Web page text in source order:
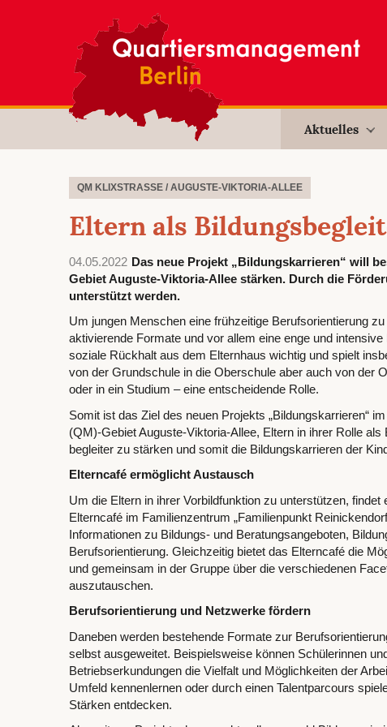
Aktuelles
QM KLIXSTRASSE / AUGUSTE-VIKTORIA-ALLEE
Eltern als
04.05.2022 Das neue Projekt „Bildungskarrieren“ will
Gebiet Auguste-Viktoria-Allee stärken. Durch die
unterstützt werden.
Um jungen Menschen eine frühzeitige Berufsorientierung
aktivierende Formate und vor allem eine enge und
soziale Rückhalt aus dem Elternhaus wichtig und spielt
von der Grundschule in die Oberschule aber auch von der
oder in ein Studium – eine entscheidende Rolle.
Somit ist das Ziel des neuen Projekts „Bildungskarrieren“
(QM)-Gebiet Auguste-Viktoria-Allee, Eltern in ihrer Rolle als
begleiter zu stärken und somit die Bildungskarrieren der
Elterncafé ermöglicht Austausch
Um die Eltern in ihrer Vorbildfunktion zu unterstützen, findet
Elterncafé im Familienzentrum „Familienpunkt
Informationen zu Bildungs- und Beratungsangeboten,
Berufsorientierung. Gleichzeitig bietet das Elterncafé die
und gemeinsam in der Gruppe über die verschiedenen
auszutauschen.
Berufsorientierung und Netzwerke fördern
Daneben werden bestehende Formate zur
selbst ausgeweitet. Beispielsweise können Schülerinnen
Betriebserkundungen die Vielfalt und Möglichkeiten der
Umfeld kennenlernen oder durch einen Talentparcours
Stärken entdecken.